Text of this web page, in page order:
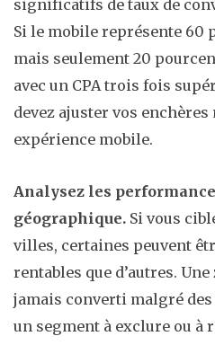
significatifs de taux de
Si le mobile représente 60
mais seulement 20
avec un CPA trois fois
devez ajuster vos
expérience mobile.
Analysez les
géographique. Si vous
villes, certaines peuvent
rentables que d’autres. Une
jamais converti malgré
un segment à exclure ou à